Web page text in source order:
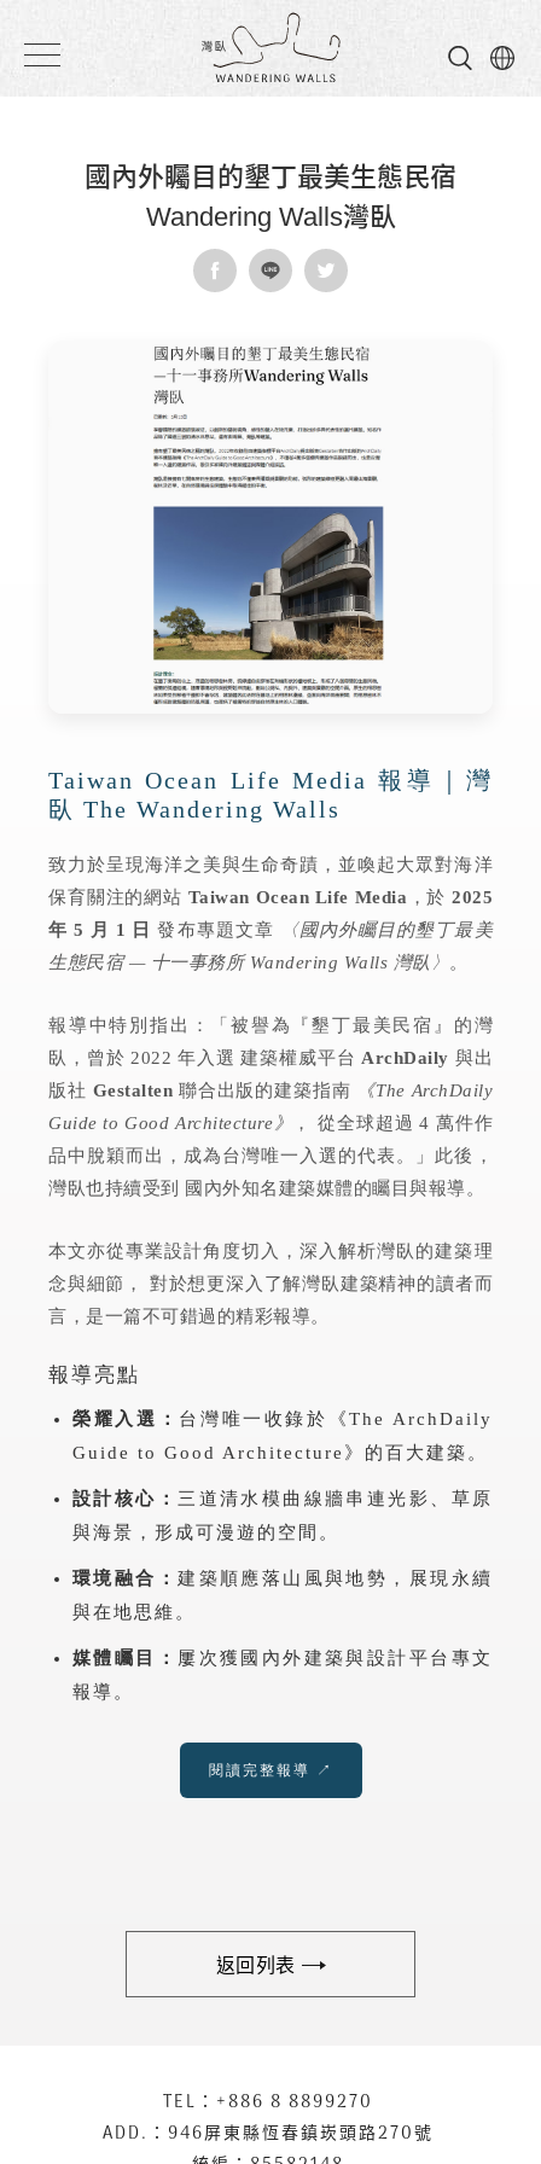
民
宿
國內外矚目的墾丁最美生態民宿
Wandering Walls灣臥
Taiwan Ocean Life Media 報導｜灣
臥 The Wandering Walls
致力於呈現海洋之美與生命奇蹟，並喚起大眾對海洋
保育關注的網站 Taiwan Ocean Life Media ，於2025
年 5 月 1 日 發布專題文章
〈國內外矚目的墾丁最美
生態民宿 — 十一事務所 Wandering Walls 灣臥〉
。
報導中特別指出：「被譽為『墾丁最美民宿』的灣
臥，曾於 2022 年入選 建築權威平台 ArchDaily 與出
版社 Gestalten 聯合出版的建築指南
《The ArchDaily
Guide to Good Architecture》
， 從全球超過 4 萬件作
品中脫穎而出，成為台灣唯一入選的代表。」此後，
灣臥也持續受到 國內外知名建築媒體的矚目與報導。
本文亦從專業設計角度切入，深入解析灣臥的建築理
念與細節， 對於想更深入了解灣臥建築精神的讀者而
言，是一篇不可錯過的精彩報導。
報導亮點
榮耀入選： 台灣唯一收錄於《The ArchDaily
Guide to Good Architecture》的百大建築。
設計核心： 三道清水模曲線牆串連光影、草原
與海景，形成可漫遊的空間。
環境融合：建築順應落山風與地勢，展現永續
與在地思維。
媒體矚目： 屢次獲國內外建築與設計平台專文
報導。
閱讀完整報導 ↗
返回列表
聯
絡
TEL： +886 8 8899270
ADD.： 946屏東縣恆春鎮崁頭路270號